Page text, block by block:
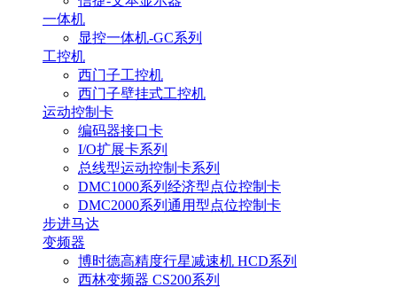
一体机
显控一体机-GC系列
工控机
西门子工控机
西门子壁挂式工控机
运动控制卡
编码器接口卡
I/O扩展卡系列
总线型运动控制卡系列
DMC1000系列经济型点位控制卡
DMC2000系列通用型点位控制卡
步进马达
变频器
博时德高精度行星减速机 HCD系列
西林变频器 CS200系列